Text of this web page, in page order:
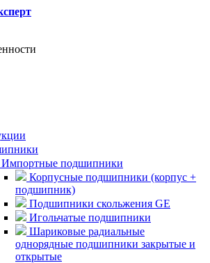
Импортные подшипники
Корпусные подшипники (корпус +
подшипник)
Подшипники скольжения GE
Игольчатые подшипники
Шариковые радиальные
однорядные подшипники закрытые и
открытые